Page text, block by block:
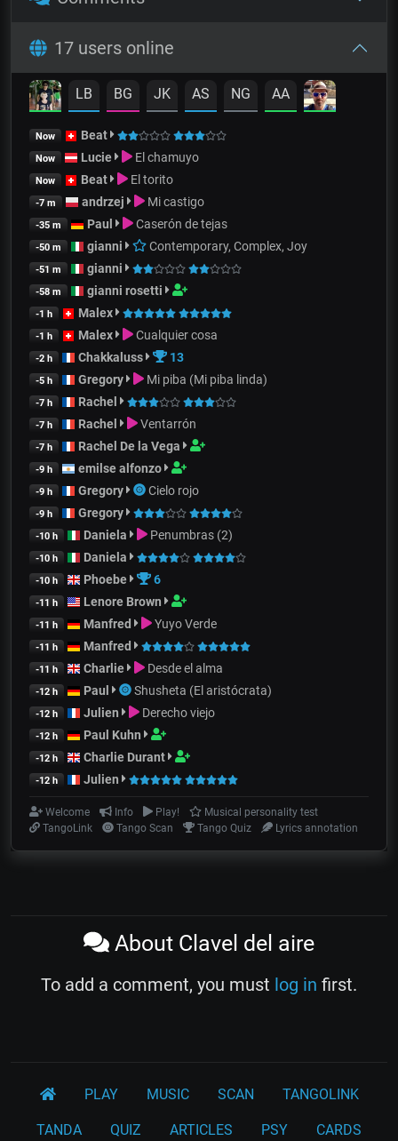
17 users online
LB BG JK AS NG AA
Now Beat
Now Lucie El chamuyo
Now Beat El torito
-7 m andrzej Mi castigo
-35 m Paul Caserón de tejas
-50 m gianni Contemporary, Complex, Joy
-51 m gianni
-58 m gianni rosetti
-1 h Malex
-1 h Malex Cualquier cosa
-2 h Chakkaluss 13
-5 h Gregory Mi piba (Mi piba linda)
-7 h Rachel
-7 h Rachel Ventarrón
-7 h Rachel De la Vega
-9 h emilse alfonzo
-9 h Gregory Cielo rojo
-9 h Gregory
-10 h Daniela Penumbras (2)
-10 h Daniela
-10 h Phoebe 6
-11 h Lenore Brown
-11 h Manfred Yuyo Verde
-11 h Manfred
-11 h Charlie Desde el alma
-12 h Paul Shusheta (El aristócrata)
-12 h Julien Derecho viejo
-12 h Paul Kuhn
-12 h Charlie Durant
-12 h Julien
Welcome Info Play!
Musical personality test
TangoLink
Tango Scan Tango Quiz Lyrics annotation
About Clavel del aire
To add a comment, you must log in first.
PLAY MUSIC SCAN TANGOLINK
TANDA QUIZ ARTICLES PSY CARDS